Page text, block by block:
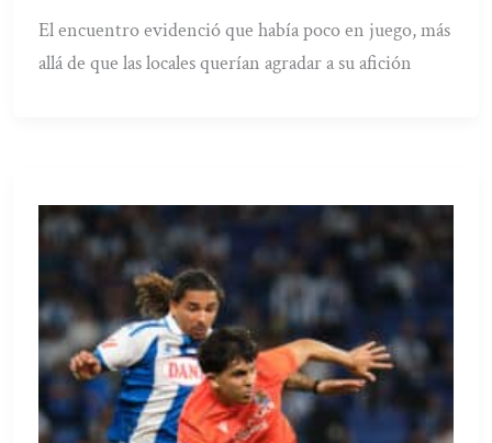
El encuentro evidenció que había poco en juego, más
allá de que las locales querían agradar a su afición